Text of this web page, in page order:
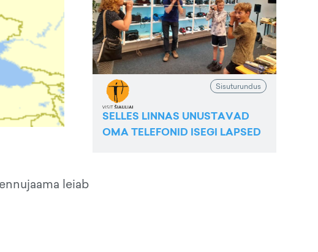
leiab
Sisuturundus
SELLES LINNAS UNUSTAVAD
OMA TELEFONID ISEGI LAPSED